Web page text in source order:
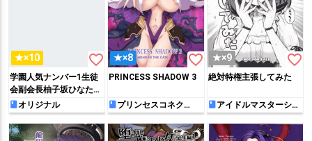
★×10 favorite_border
学園人気ナンバー1生徒
会副会長柚子坂ひなたは
アプリで俺の所有物にな
った (侵蝕のヒプノシス)
オリジナル
★×8 favorite_border
PRINCESS SHADOW 3
プリンセスコネク
ト!Re:Dive
★×9 favorite_border
絶対特権主張してみた
アイドルマスターシン
デレラガールズ